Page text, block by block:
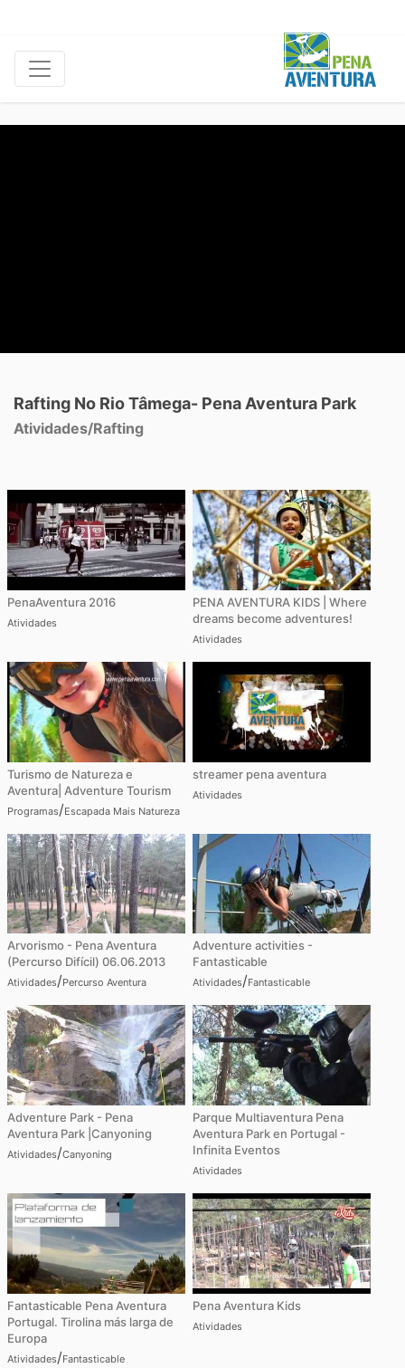
Rafting No Rio Tâmega- Pena Aventura Park
Atividades/Rafting
PenaAventura 2016
Atividades
PENA AVENTURA KIDS | Where
dreams become adventures!
Atividades
Turismo de Natureza e
Aventura| Adventure Tourism
Programas/Escapada Mais Natureza
streamer pena aventura
Atividades
Arvorismo - Pena Aventura
(Percurso Difícil) 06.06.2013
Atividades/Percurso Aventura
Adventure activities -
Fantasticable
Atividades/Fantasticable
Adventure Park - Pena
Aventura Park |Canyoning
Atividades/Canyoning
Parque Multiaventura Pena
Aventura Park en Portugal -
Infinita Eventos
Atividades
Fantasticable Pena Aventura
Portugal. Tirolina más larga de
Europa
Atividades/Fantasticable
Pena Aventura Kids
Atividades